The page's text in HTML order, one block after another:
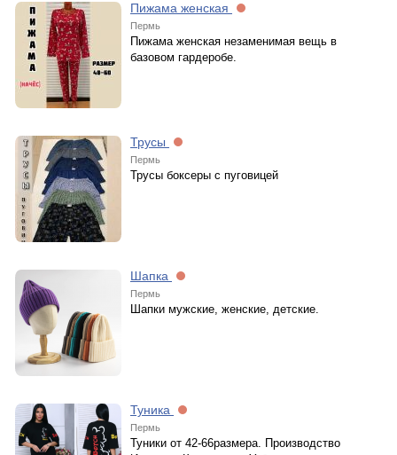
Пижама женская
Пермь
Пижама женская незаменимая вещь в
базовом гардеробе.
Трусы
Пермь
Трусы боксеры с пуговицей
Шапка
Пермь
Шапки мужские, женские, детские.
Туника
Пермь
Туники от 42-66размера. Производство